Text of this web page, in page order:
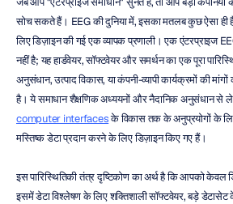
सोच सकते हैं। EEG की दुनिया में, इसका मतलब कुछ ऐसा ही
लिए डिज़ाइन की गई एक व्यापक प्रणाली। एक एंटरप्राइज
नहीं है; यह हार्डवेयर, सॉफ्टवेयर और समर्थन का एक पूरा
अनुसंधान, उत्पाद विकास, या कंपनी-व्यापी कार्यक्रमों की
है। ये समाधान शैक्षणिक अध्ययनों और नैदानिक अनुसंधान से
computer interfaces के विकास तक के अनुप्रयोगों के
मस्तिष्क डेटा प्रदान करने के लिए डिज़ाइन किए गए हैं।
इस पारिस्थितिकी तंत्र दृष्टिकोण का अर्थ है कि आपको केवल
इसमें डेटा विश्लेषण के लिए शक्तिशाली सॉफ्टवेयर, बड़े